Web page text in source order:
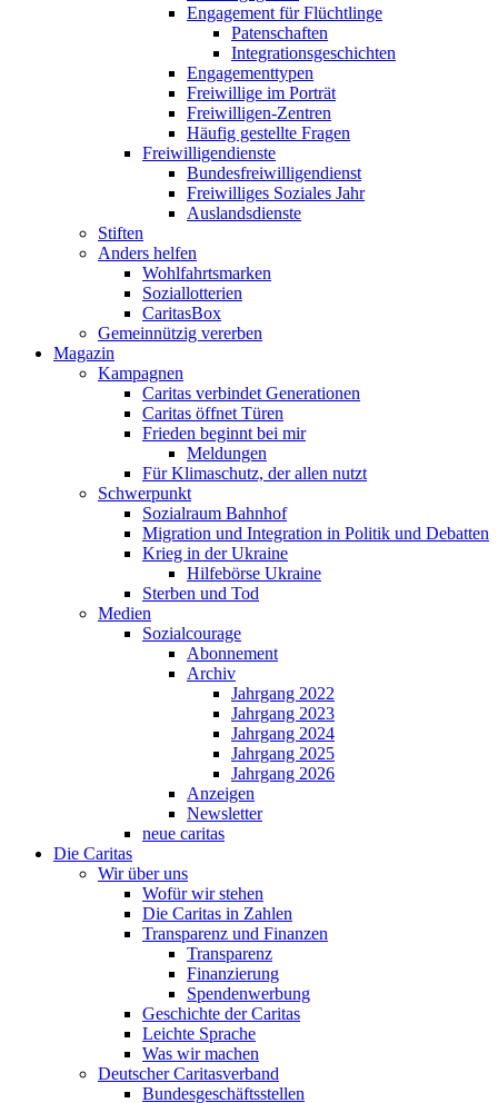
Engagement für Flüchtlinge
Patenschaften
Integrationsgeschichten
Engagementtypen
Freiwillige im Porträt
Freiwilligen-Zentren
Häufig gestellte Fragen
Freiwilligendienste
Bundesfreiwilligendienst
Freiwilliges Soziales Jahr
Auslandsdienste
Stiften
Anders helfen
Wohlfahrtsmarken
Soziallotterien
CaritasBox
Gemeinnützig vererben
Magazin
Kampagnen
Caritas verbindet Generationen
Caritas öffnet Türen
Frieden beginnt bei mir
Meldungen
Für Klimaschutz, der allen nutzt
Schwerpunkt
Sozialraum Bahnhof
Migration und Integration in Politik und Debatten
Krieg in der Ukraine
Hilfebörse Ukraine
Sterben und Tod
Medien
Sozialcourage
Abonnement
Archiv
Jahrgang 2022
Jahrgang 2023
Jahrgang 2024
Jahrgang 2025
Jahrgang 2026
Anzeigen
Newsletter
neue caritas
Die Caritas
Wir über uns
Wofür wir stehen
Die Caritas in Zahlen
Transparenz und Finanzen
Transparenz
Finanzierung
Spendenwerbung
Geschichte der Caritas
Leichte Sprache
Was wir machen
Deutscher Caritasverband
Bundesgeschäftsstellen